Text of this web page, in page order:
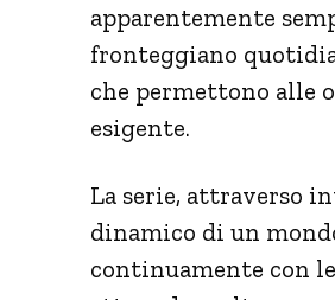
apparentemente
fronteggiano
che permettono alle
esigente.
La serie, attraverso
dinamico di un
continuamente con